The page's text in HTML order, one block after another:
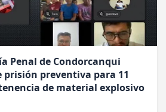
Penal de Condorcanqui
prisión preventiva para 11
de material explosivo